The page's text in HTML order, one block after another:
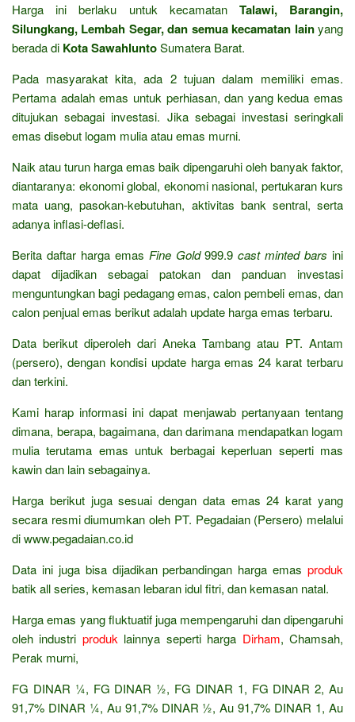
Harga ini berlaku untuk kecamatan Talawi, Barangin,
Silungkang, Lembah Segar, dan semua kecamatan lainyang
berada di Kota SawahluntoSumatera Barat.
Pada masyarakat kita, ada 2 tujuan dalam memiliki emas.
Pertama adalah emas untuk perhiasan, dan yang kedua emas
ditujukan sebagai investasi. Jika sebagai investasi seringkali
emas disebut logam mulia atau emas murni.
Naik atau turun harga emas baik dipengaruhi oleh banyak faktor,
diantaranya: ekonomi global, ekonomi nasional, pertukaran kurs
mata uang, pasokan-kebutuhan, aktivitas bank sentral, serta
adanya inflasi-deflasi.
Berita daftar harga emas Fine Gold999.9cast minted barsini
dapat dijadikan sebagai patokan dan panduan investasi
menguntungkan bagi pedagang emas, calon pembeli emas, dan
calon penjual emas berikut adalah update harga emas terbaru.
Data berikut diperoleh dari Aneka Tambang atau PT. Antam
(persero), dengan kondisi update harga emas 24 karat terbaru
dan terkini.
Kami harap informasi ini dapat menjawab pertanyaan tentang
dimana, berapa, bagaimana, dan darimana mendapatkan logam
mulia terutama emas untuk berbagai keperluan seperti mas
kawin dan lain sebagainya.
Harga berikut juga sesuai dengan data emas 24 karat yang
secara resmi diumumkan oleh PT. Pegadaian (Persero) melalui
di www.pegadaian.co.id
Data ini juga bisa dijadikan perbandingan harga emas produk
batik all series, kemasan lebaran idul fitri, dan kemasan natal.
Harga emas yang fluktuatif juga mempengaruhi dan dipengaruhi
oleh industri produklainnya seperti harga Dirham, Chamsah,
Perak murni,
FG DINAR ¼, FG DINAR ½, FG DINAR 1, FG DINAR 2, Au
91,7% DINAR ¼, Au 91,7% DINAR ½, Au 91,7% DINAR 1, Au